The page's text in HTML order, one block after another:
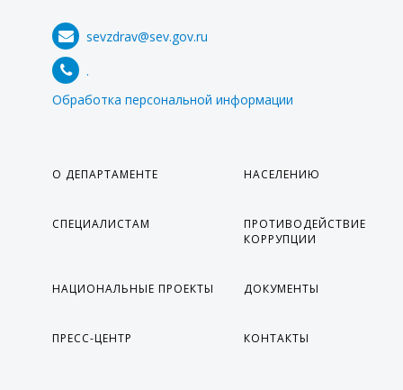
sevzdrav@sev.gov.ru
.
Обработка персональной информации
О ДЕПАРТАМЕНТЕ НАСЕЛЕНИЮ
СПЕЦИАЛИСТАМ
ПРОТИВОДЕЙСТВИЕ
КОРРУПЦИИ
НАЦИОНАЛЬНЫЕ ПРОЕКТЫ ДОКУМЕНТЫ
ПРЕСС-ЦЕНТР КОНТАКТЫ